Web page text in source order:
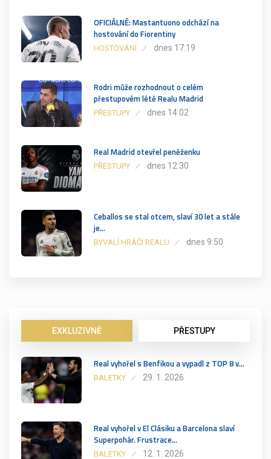
OFICIÁLNĚ: Mastantuono odchází na
hostování do Fiorentiny
HOSTOVÁNÍ dnes 17:19
Rodri může rozhodnout o celém
přestupovém létě Realu Madrid
PŘESTUPY dnes 14:02
Real Madrid otevřel peněženku
PŘESTUPY dnes 12:30
Ceballos se stal otcem, slaví 30 let a stále
je…
BÝVALÍ HRÁČI REALU dnes 9:50
EXKLUZIVNĚ PŘESTUPY
Real vyhořel s Benfikou a vypadl z TOP 8 v…
BALETKY 29. 1. 2026
Real vyhořel v El Clásiku a Barcelona slaví
Superpohár. Frustrace…
BALETKY 12. 1. 2026